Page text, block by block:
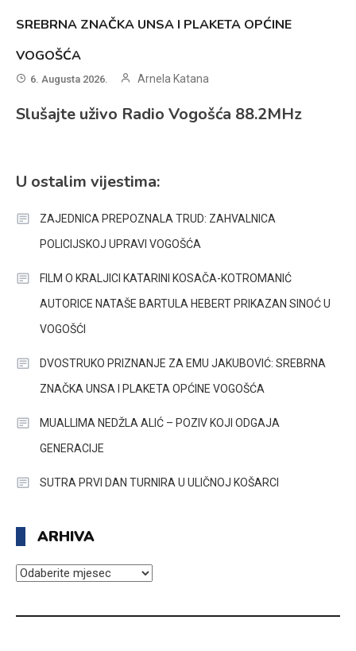
SREBRNA ZNAČKA UNSA I PLAKETA OPĆINE
VOGOŠĆA
6. Augusta 2026. Arnela Katana
Slušajte uživo Radio Vogošća 88.2MHz
U ostalim vijestima:
ZAJEDNICA PREPOZNALA TRUD: ZAHVALNICA
POLICIJSKOJ UPRAVI VOGOŠĆA
FILM O KRALJICI KATARINI KOSAČA-KOTROMANIĆ
AUTORICE NATAŠE BARTULA HEBERT PRIKAZAN SINOĆ U
VOGOŠĆI
DVOSTRUKO PRIZNANJE ZA EMU JAKUBOVIĆ: SREBRNA
ZNAČKA UNSA I PLAKETA OPĆINE VOGOŠĆA
MUALLIMA NEDŽLA ALIĆ – POZIV KOJI ODGAJA
GENERACIJE
SUTRA PRVI DAN TURNIRA U ULIČNOJ KOŠARCI
ARHIVA
ARHIVA